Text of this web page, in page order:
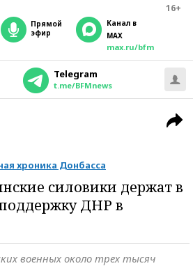
16+
прямой
эфир
Канал в
MAX
max.ru/bfm
Telegram
t.me/BFMnews
хроника Донбасса
силовики держат в
ДНР в
военных около трех тысяч